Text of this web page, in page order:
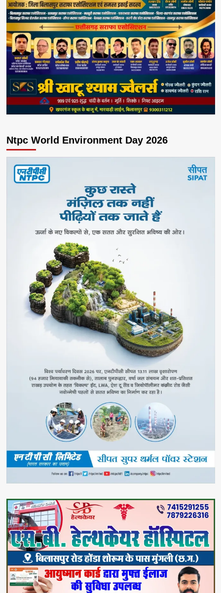
Ntpc World Environment Day 2026